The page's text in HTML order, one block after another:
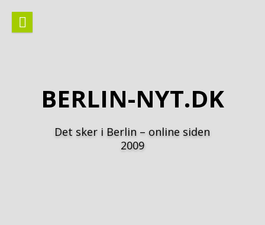
indhold
BERLIN-NYT.DK
Det sker i Berlin – online siden
2009